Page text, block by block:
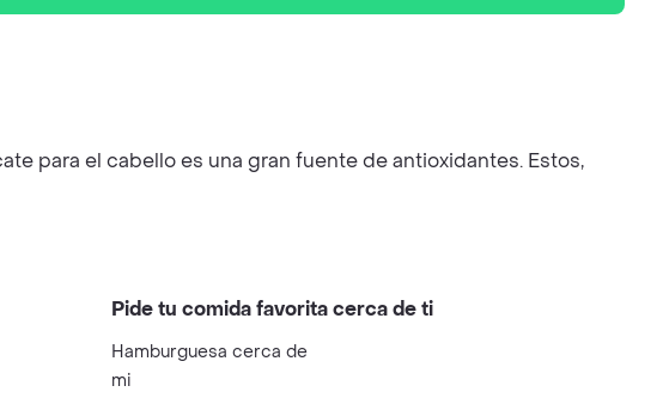
para el cabello es una gran fuente de antioxidantes. Estos,
Pide tu comida favorita cerca de ti
Hamburguesa cerca de
mi